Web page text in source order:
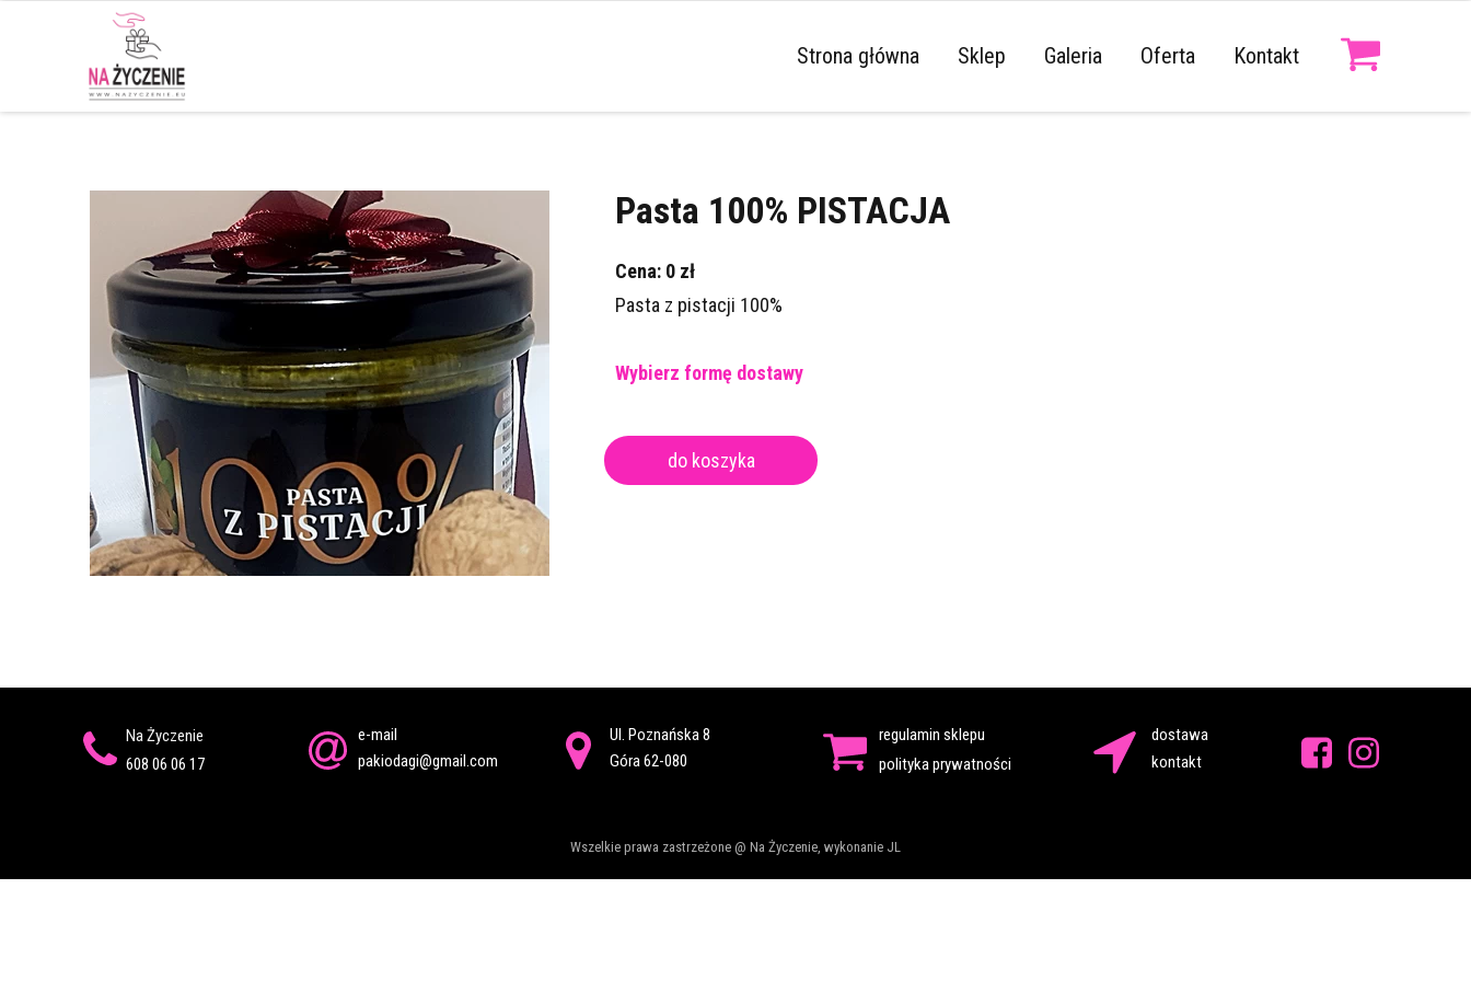
Strona główna Sklep
Paczki na Walentynki
Galeria Oferta Kontakt
Pasta 100% PISTACJA
Cena: 0 zł
Pasta z pistacji 100%
Wybierz formę dostawy
do koszyka
Wszelkie prawa zastrzeżone @ Na Życzenie, wykonanie JL
kontakt
dostawa
Ul. Poznańska 8
Góra 62-080
e-mail
pakiodagi@gmail.com
Na Życzenie
608 06 06 17
polityka prywatności
regulamin sklepu